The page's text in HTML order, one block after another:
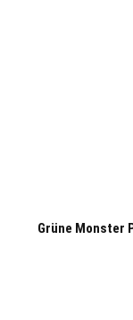
Grüne Monster